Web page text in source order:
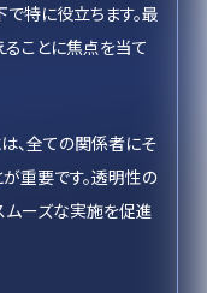
特に役立ちます。最
ことに焦点を当て
、全ての関係者にそ
重要です。透明性の
ムーズな実施を促進